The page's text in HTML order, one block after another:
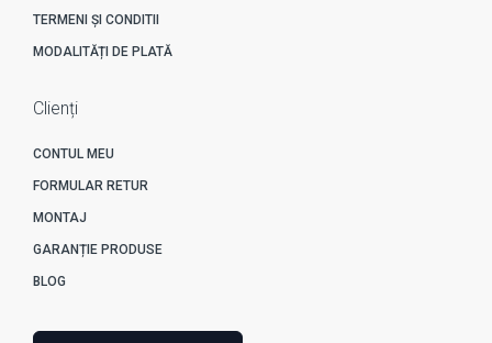
TERMENI ȘI CONDITII
MODALITĂȚI DE PLATĂ
Clienți
CONTUL MEU
FORMULAR RETUR
MONTAJ
GARANȚIE PRODUSE
BLOG